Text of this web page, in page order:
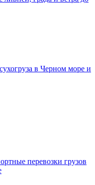
наркомана,
в Рязани
качества